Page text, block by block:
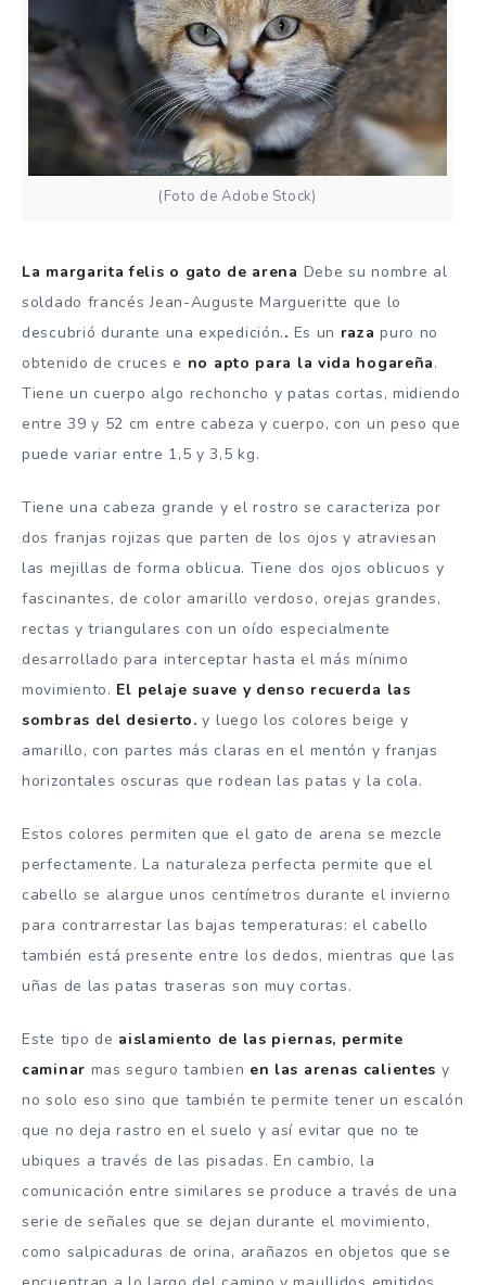
(Foto de Adobe Stock)
La margarita felis o gato de arena Debe su nombre al
soldado francés Jean-Auguste Margueritte que lo
descubrió durante una expedición.. Es un raza puro no
obtenido de cruces e no apto para la vida hogareña.
Tiene un cuerpo algo rechoncho y patas cortas, midiendo
entre 39 y 52 cm entre cabeza y cuerpo, con un peso que
puede variar entre 1,5 y 3,5 kg.
Tiene una cabeza grande y el rostro se caracteriza por
dos franjas rojizas que parten de los ojos y atraviesan
las mejillas de forma oblicua. Tiene dos ojos oblicuos y
fascinantes, de color amarillo verdoso, orejas grandes,
rectas y triangulares con un oído especialmente
desarrollado para interceptar hasta el más mínimo
movimiento. El pelaje suave y denso recuerda las
sombras del desierto. y luego los colores beige y
amarillo, con partes más claras en el mentón y franjas
horizontales oscuras que rodean las patas y la cola.
Estos colores permiten que el gato de arena se mezcle
perfectamente. La naturaleza perfecta permite que el
cabello se alargue unos centímetros durante el invierno
para contrarrestar las bajas temperaturas: el cabello
también está presente entre los dedos, mientras que las
uñas de las patas traseras son muy cortas.
Este tipo de aislamiento de las piernas, permite
caminar mas seguro tambien en las arenas calientes y
no solo eso sino que también te permite tener un escalón
que no deja rastro en el suelo y así evitar que no te
ubiques a través de las pisadas. En cambio, la
comunicación entre similares se produce a través de una
serie de señales que se dejan durante el movimiento,
como salpicaduras de orina, arañazos en objetos que se